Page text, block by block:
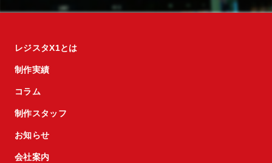
レジスタX1とは
制作実績
コラム
制作スタッフ
お知らせ
会社案内